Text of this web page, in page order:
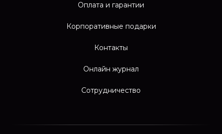
Оплата и гарантии
Корпоративные подарки
Контакты
Онлайн журнал
Сотрудничество